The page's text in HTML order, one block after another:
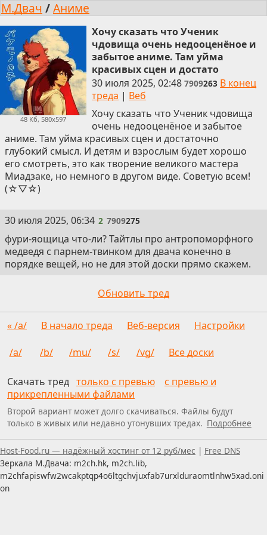
М.Двач /Аниме
48 Кб, 580x597
Хочу сказать что Ученик
чдовища очень недооценёное и
забытое аниме. Там уйма
красивых сцен и достато
30 июля 2025, 02:48 7909263 В конец
треда | Веб
Хочу сказать что Ученик чдовища
очень недооценёное и забытое
аниме. Там уйма красивых сцен и достаточно
глубокий смысл. И детям и взрослым будет хорошо
его смотреть, это как творение великого мастера
Миадзаке, но немного в другом виде. Советую всем!
(☆▽☆)
2
30 июля 2025, 06:34 2 7909275
фури-яощица что-ли? Тайтлы про антропоморфного
медведя с парнем-твинком для двача конечно в
порядке вещей, но не для этой доски прямо скажем.
Обновить тред
« /a/ В начало треда Веб-версия Настройки
/a/ /b/ /mu/ /s/ /vg/ Все доски
Скачать тред только с превью
с превью и
прикрепленными файлами
Второй вариант может долго скачиваться. Файлы будут
только в живых или недавно утонувших тредах. Подробнее
Пользуетесь скринридером — пишите, что можно
Host-Food.ru — надёжный хостинг от 12 руб/мес | Free DNS
Зеркала М.Двача: m2ch.hk, m2ch.lib,
m2chfapiswfw2wcakptqp4o6ltgchvjuxfab7urxlduraomtlnhw5xad.oni
on